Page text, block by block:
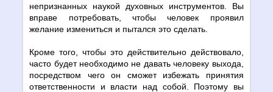
непризнанных наукой духовных инструментов. Вы
вправе потребовать, чтобы человек проявил
желание измениться и пытался это сделать.
Кроме того, чтобы это действительно действовало,
часто будет необходимо не давать человеку выхода,
посредством чего он сможет избежать принятия
ответственности и власти над собой. Поэтому вы